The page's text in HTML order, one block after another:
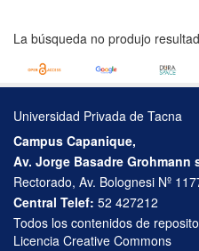
La búsqueda no produjo
Universidad Privada de Tacna
Campus Capanique,
Av. Jorge Basadre Grohmann
Rectorado, Av. Bolognesi Nº
Central Telef: 52 427212
Todos los contenidos de
Licencia Creative Commons